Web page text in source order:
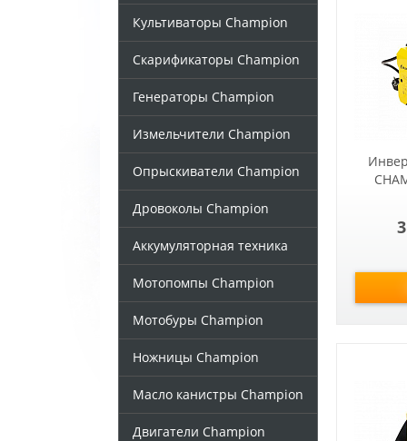
Культиваторы Champion
Скарификаторы Champion
Генераторы Champion
Измельчители Champion
Опрыскиватели Champion
Дровоколы Champion
Аккумуляторная техника
Мотопомпы Champion
Мотобуры Champion
Ножницы Champion
Масло канистры Champion
Двигатели Champion